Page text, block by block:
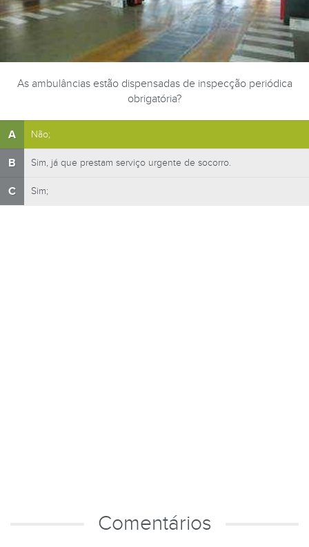
As ambulâncias estão dispensadas de inspecção periódica
obrigatória?
A Não;
B Sim, já que prestam serviço urgente de socorro.
C Sim;
Comentários